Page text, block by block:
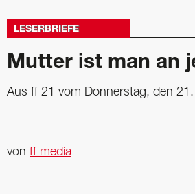
LESERBRIEFE
Mutter ist man an
Aus ff 21 vom Donnerstag, den
von ff media